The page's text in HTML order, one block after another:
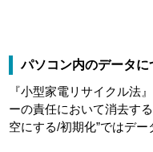
パソコン内のデータに
『小型家電リサイクル法
ーの責任において消去す
空にする/初期化”ではデー